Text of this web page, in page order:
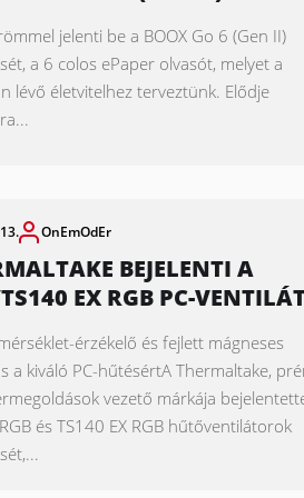
jelenti be a BOOX Go 6 (Gen II)
a 6 colos ePaper olvasót, melyet a
lévő életvitelhez terveztünk. Elődje
OnEmOdEr
BEJELENTI A
EX RGB PC-
érzékelő és fejlett mágneses
a kiváló PC-hűtésértA Thermaltake,
vezető márkája
és TS140 EX RGB hűtőventilátorok